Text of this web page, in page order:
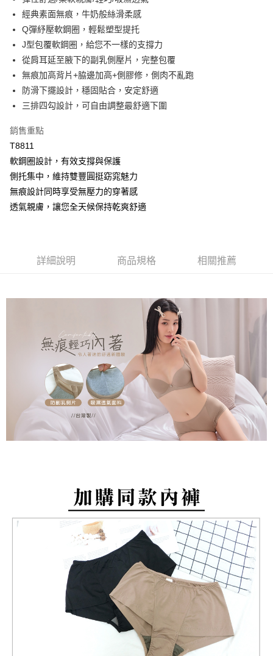
全盈+PAY
大哥付你分期
相關說明
【大哥付你分期使用說明】
1.本服務由台灣大哥大提供，台灣大哥大用戶可立即使用無須另外申請。
2.付款方式選擇「大哥付你分期」，訂單成立後會自動跳轉到大哥付的交易
流程，驗證手機門號後，選擇欲分期的期數、繳款截止日，確認付款後即完
4.訂單成立30分鐘內，如未前往確認交易或遇審核未通過，訂單將自動取
消。如遇「轉專審核」未通過狀況，表示未達大哥付你分期系統評分，恕無
法說明評估內容。
【繳款方式說明】
1.分期款項不併入電信帳單，「大哥付你分期」於每月結算日後寄送繳費提
醒簡訊。
2.透過簡訊連結打開帳單後，可選擇「超商條碼／台灣大直營門市／銀行轉
帳／街口支付／iPASS MONEY」等通路繳費。
用戶於交易時，得透過本服務購買商品或服務，並由商店將買賣／分期付款
買賣價金債權讓與本公司後，依約使用本公司帳單繳交帳款。
由本公司與您本人進行分期帳單所需資料之確認、核對及更正。
3.完整用戶服務條款，請詳閱以下連結：
https://oppay.tw/userRule
AFTEE先享後付
相關說明
【關於「AFTEE先享後付」】
便利好安心！
２．便利：只要手機號碼，簡訊認證，即可結帳。
３．安心：先確認商品／服務後，再付款。
１．於結帳方式選擇「AFTEE先享後付」後，將跳轉至「AFTEE先享後付」
結帳頁面，進行簡訊認證並確認金額後，即可完成結帳。
購買商品的店家。未經商家同意取消之訂單仍視為有效，需透過AFTEE先享
https://netprotections.freshdesk.com/support/home
１．透過由恩沛科技股份有限公司提供之「AFTEE先享後付」服務完成之交
易，需依本服務之必要範圍內提供個人資料，並將交易相關給付款項請求債
權轉讓予恩沛科技股份有限公司。
２．關於個人資料處理事宜，請瀏覽以下網址：
https://aftee.tw/terms/#terms3
３．未成年的使用者請事先徵得法定代理人或監護人之同意方可使用
「AFTEE先享後付」，若未經同意申辦者引起之損失，本公司不負相關責
任。
４．使用「AFTEE先享後付」時，將依據個別帳號之用戶狀況，依本公司即
時審查核予不同之上限額度；若仍有額度不足之情形，本公司將視審查結果
相關說明
「Hami Point」為中華電信所提供之點數服務，可於會員專區綁定中華電信
會員帳號後，即可在購物車使用 Hami Point 折抵消費金額 (1點等於1元)。
貨到付款
運送方式
付款後全家取貨
每筆NT$80，滿NT$799(含以上)免運費
付款後萊爾富取貨
每筆NT$80，滿NT$799(含以上)免運費
7-11取貨付款
每筆NT$80，滿NT$799(含以上)免運費
付款後7-11取貨
每筆NT$80，滿NT$799(含以上)免運費
每筆NT$80，滿NT$890(含以上)免運費
查看運費
經典素面無痕，牛奶般絲滑柔感
Q彈紓壓軟鋼圈，輕鬆塑型提托
J型包覆軟鋼圈，給您不一樣的支撐力
從肩耳延至腋下的副乳側壓片，完整包覆
無痕加高背片+脇邊加高+側膠修，側肉不亂跑
防滑下擺設計，穩固貼合，安定舒適
三排四勾設計，可自由調整最舒適下圍
銷售重點
T8811
軟鋼圈設計，有效支撐與保護
側托集中，維持雙豐圓挺窈窕魅力
無痕設計同時享受無壓力的穿著感
透氣親膚，讓您全天候保持乾爽舒適
詳細說明 商品規格 相關推薦